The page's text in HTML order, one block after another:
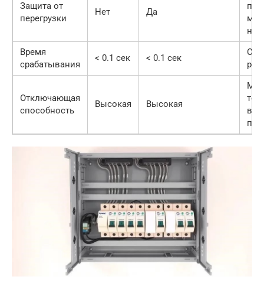
Защита от
перегрузки
Нет Да
Время
срабатывания
< 0.1 сек < 0.1 сек
Отключающая
способность
Высокая Высокая